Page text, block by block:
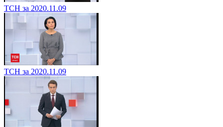
ТСН за 2020.11.09
ТСН за 2020.11.09